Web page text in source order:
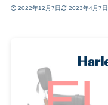
2022年12月7日 2023年4月7日